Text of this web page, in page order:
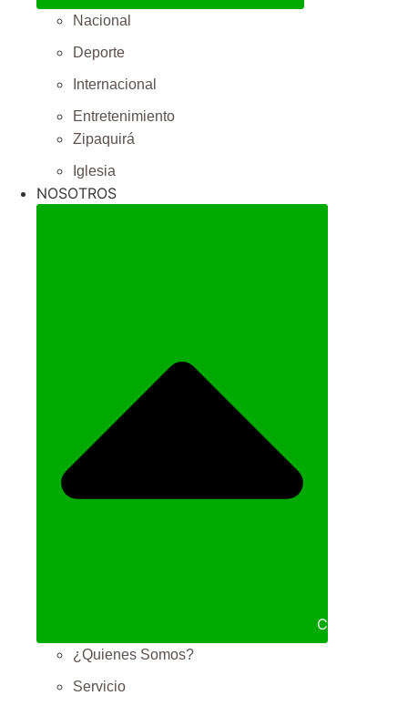
Nacional
Deporte
Internacional
Entretenimiento
Zipaquirá
Iglesia
NOSOTROS
Cerrar
¿Quienes Somos?
Servicio